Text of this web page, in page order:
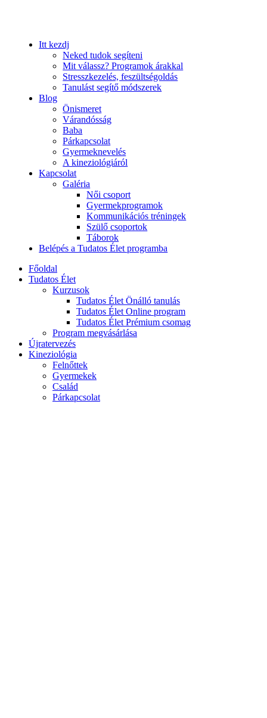
Itt kezdj
Neked tudok segíteni
Mit válassz? Programok árakkal
Stresszkezelés, feszültségoldás
Tanulást segítő módszerek
Blog
Önismeret
Várandósság
Baba
Párkapcsolat
Gyermeknevelés
A kineziológiáról
Kapcsolat
Galéria
Női csoport
Gyermekprogramok
Kommunikációs tréningek
Szülő csoportok
Táborok
Belépés a Tudatos Élet programba
Főoldal
Tudatos Élet
Kurzusok
Tudatos Élet Önálló tanulás
Tudatos Élet Online program
Tudatos Élet Prémium csomag
Program megvásárlása
Újratervezés
Kineziológia
Felnőttek
Gyermekek
Család
Párkapcsolat